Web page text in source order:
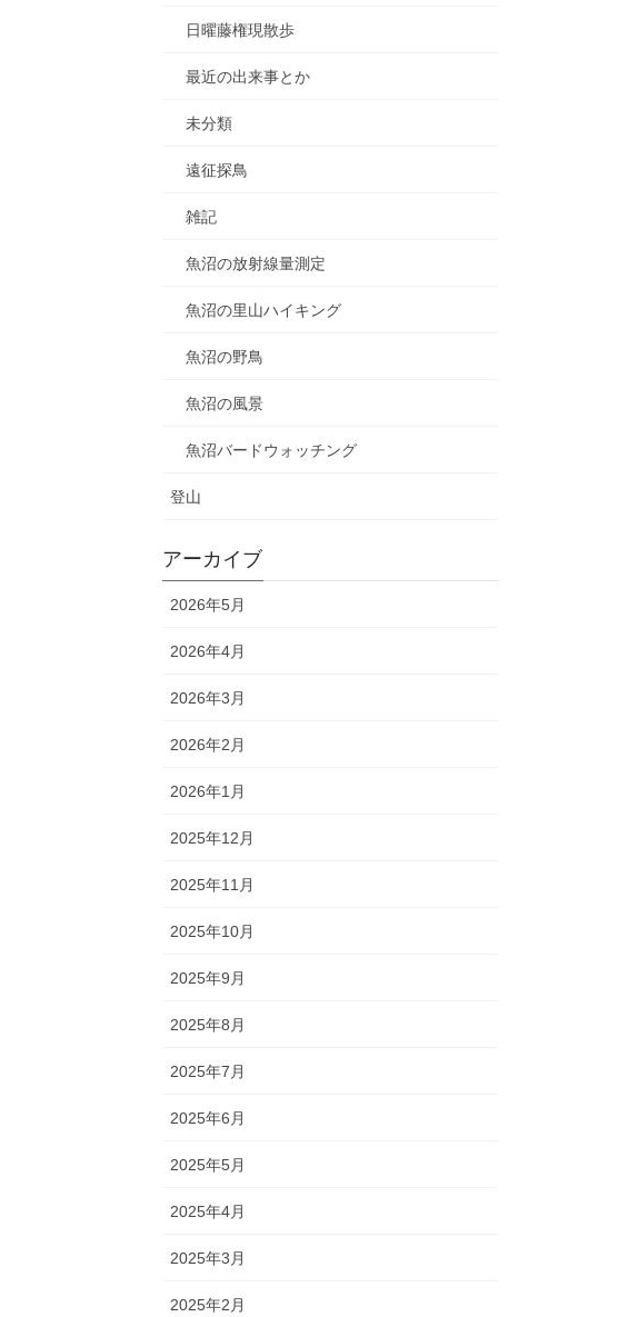
日曜藤権現散歩
最近の出来事とか
未分類
遠征探鳥
雑記
魚沼の放射線量測定
魚沼の里山ハイキング
魚沼の野鳥
魚沼の風景
魚沼バードウォッチング
登山
アーカイブ
2026年5月
2026年4月
2026年3月
2026年2月
2026年1月
2025年12月
2025年11月
2025年10月
2025年9月
2025年8月
2025年7月
2025年6月
2025年5月
2025年4月
2025年3月
2025年2月